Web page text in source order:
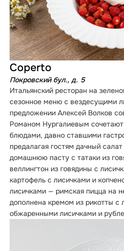
Coperto
Покровский бул., д. 5
Итальянский ресторан на
сезонное меню с вездесущими
предложении Алексей Волков
Романом Нургалиевым
блюдами, давно ставшими
предалагая гостям дачный
домашнюю пасту с татаки из
веллингтон из говядины с
картофель с лисичками и
лисичками — римская пицца на
дополнена кремом из рикотты с
обжаренными лисичками и